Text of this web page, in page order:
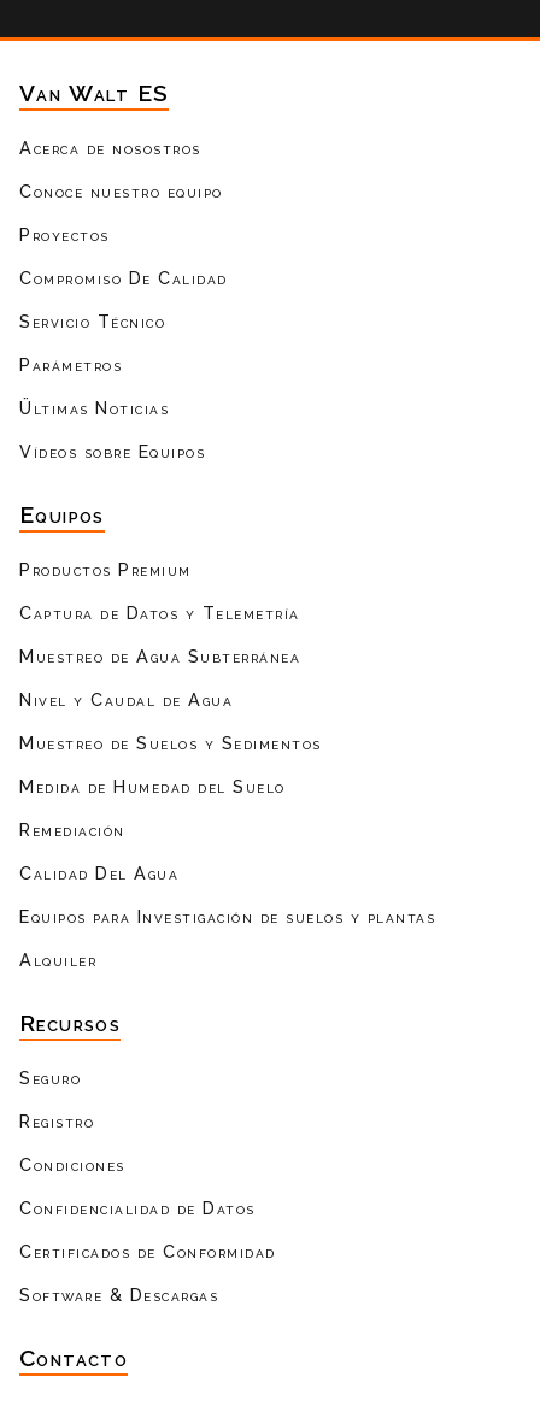
Van Walt ES
Acerca de nosostros
Conoce nuestro equipo
Proyectos
Compromiso De Calidad
Servicio Técnico
Parámetros
Ültimas Noticias
Vídeos sobre Equipos
Equipos
Productos Premium
Captura de Datos y Telemetría
Muestreo de Agua Subterránea
Nivel y Caudal de Agua
Muestreo de Suelos y Sedimentos
Medida de Humedad del Suelo
Remediación
Calidad Del Agua
Equipos para Investigación de suelos y plantas
Alquiler
Recursos
Seguro
Registro
Condiciones
Confidencialidad de Datos
Certificados de Conformidad
Software & Descargas
Contacto